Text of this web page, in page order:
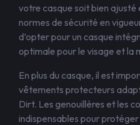
votre casque soit bien ajusté
normes de sécurité en
d’opter pour un casque
optimale pour le visage et la
En plus du casque, il est
vêtements protecteurs
Dirt. Les genouillères et les
indispensables pour